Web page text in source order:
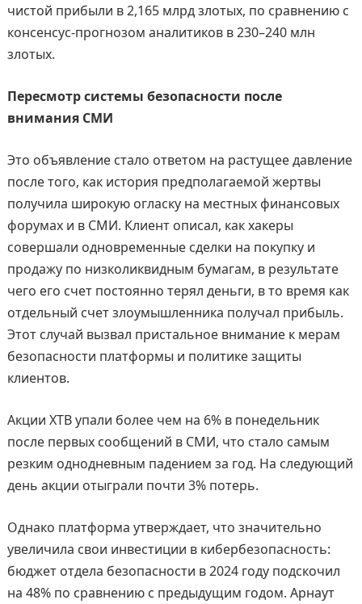
чистой прибыли в 2,165 млрд злотых, по сравнению с
консенсус-прогнозом аналитиков в 230–240 млн
злотых.
Пересмотр системы безопасности после
внимания СМИ
Это объявление стало ответом на растущее давление
после того, как история предполагаемой жертвы
получила широкую огласку на местных финансовых
форумах и в СМИ. Клиент описал, как хакеры
совершали одновременные сделки на покупку и
продажу по низколиквидным бумагам, в результате
чего его счет постоянно терял деньги, в то время как
отдельный счет злоумышленника получал прибыль.
Этот случай вызвал пристальное внимание к мерам
безопасности платформы и политике защиты
клиентов.
Акции XTB упали более чем на 6% в понедельник
после первых сообщений в СМИ, что стало самым
резким однодневным падением за год. На следующий
день акции отыграли почти 3% потерь.
Однако платформа утверждает, что значительно
увеличила свои инвестиции в кибербезопасность:
бюджет отдела безопасности в 2024 году подскочил
на 48% по сравнению с предыдущим годом. Арнаут